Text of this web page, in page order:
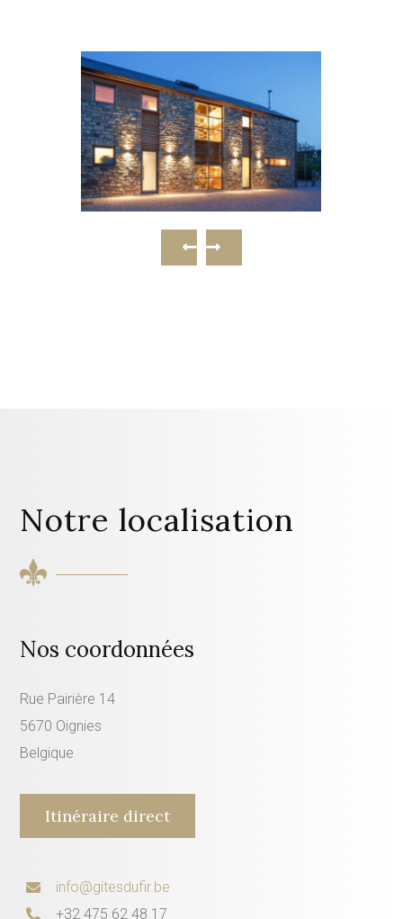
Notre localisation
Nos coordonnées
Rue Pairière 14
5670 Oignies
Belgique
Itinéraire direct
info@gitesdufir.be
+32 475 62 48 17